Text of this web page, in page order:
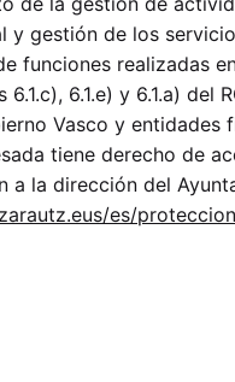
y gestión de los
funciones realizadas
6.1.e) y 6.1.a)
Vasco y
tiene derecho de
a la dirección del
es/